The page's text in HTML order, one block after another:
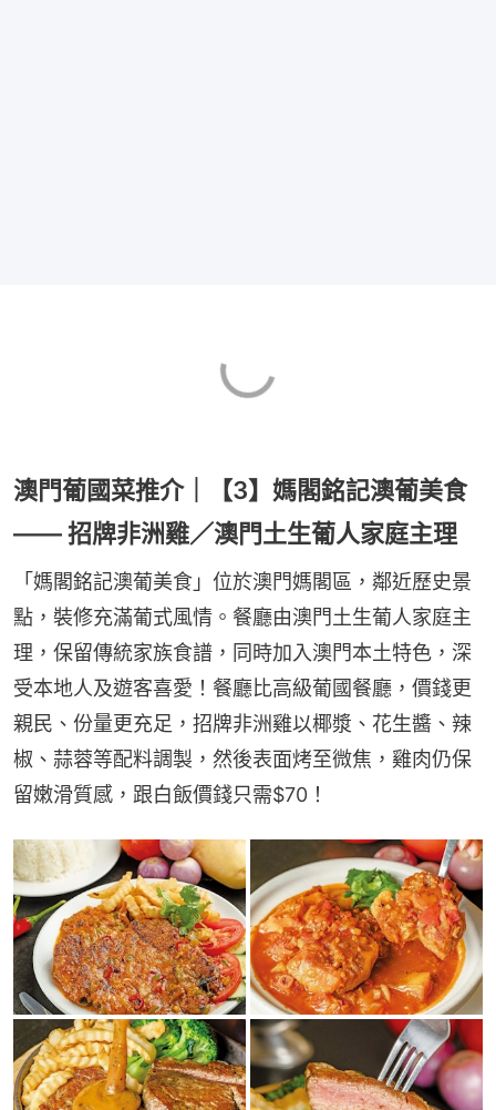
澳門葡國菜推介｜【3】媽閣銘記澳葡美食
—— 招牌非洲雞／澳門土生葡人家庭主理
「媽閣銘記澳葡美食」位於澳門媽閣區，鄰近歷史景
點，裝修充滿葡式風情。餐廳由澳門土生葡人家庭主
理，保留傳統家族食譜，同時加入澳門本土特色，深
受本地人及遊客喜愛！餐廳比高級葡國餐廳，價錢更
親民、份量更充足，招牌非洲雞以椰漿、花生醬、辣
椒、蒜蓉等配料調製，然後表面烤至微焦，雞肉仍保
留嫩滑質感，跟白飯價錢只需$70！